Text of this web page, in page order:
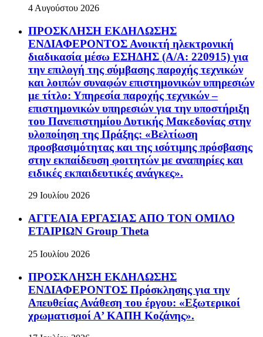
4 Αυγούστου 2026
ΠΡΟΣΚΛΗΣΗ ΕΚΔΗΛΩΣΗΣ
ΕΝΔΙΑΦΕΡΟΝΤΟΣ Ανοικτή ηλεκτρονική
διαδικασία μέσω ΕΣΗΔΗΣ (Α/Α: 220915) για
την επιλογή της σύμβασης παροχής τεχνικών
και λοιπών συναφών επιστημονικών υπηρεσιών
με τίτλο: Υπηρεσία παροχής τεχνικών –
επιστημονικών υπηρεσιών για την υποστήριξη
του Πανεπιστημίου Δυτικής Μακεδονίας στην
υλοποίηση της Πράξης: «Βελτίωση
προσβασιμότητας και της ισότιμης πρόσβασης
στην εκπαίδευση φοιτητών με αναπηρίες και
ειδικές εκπαιδευτικές ανάγκες».
29 Ιουλίου 2026
ΑΓΓΕΛΙΑ ΕΡΓΑΣΙΑΣ ΑΠΟ ΤΟΝ ΟΜΙΛΟ
ΕΤΑΙΡΙΩΝ Group Theta
25 Ιουλίου 2026
ΠΡΟΣΚΛΗΣΗ ΕΚΔΗΛΩΣΗΣ
ΕΝΔΙΑΦΕΡΟΝΤΟΣ Πρόσκλησης για την
Απευθείας Ανάθεση του έργου: «Εξωτερικοί
χρωματισμοί Α’ ΚΑΠΗ Κοζάνης».